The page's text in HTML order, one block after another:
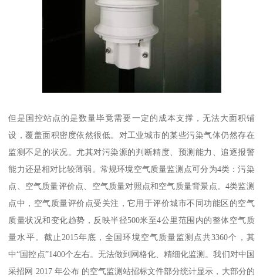
但是国控站点的是数量毕竟需要一定的成本支撑，无法大面积铺
设，覆盖面积密度依然很低。对工业城市的某些污染气体仍然存在
监测不足的状况。尤其对污染源的判断精度、预测能力、追逐报警
能力还是相对比较薄弱。常规环境空气质量监测点可分为4类：污染
点、空气质量评价点、空气质量对照点和空气质量背景点。4类监测
点中，空气质量评价点受关注，它用于评价城市不同功能区的空气
质量状况和变化趋势，反映半径500米至4公里范围内的整体空气质
量水平。截止2015年底，全国环境空气质量监测点共3360个，其
中“国控点”1400个左右。无法做到网格化、精细化监测。我们对中国
采招网 2017 年公布 的空气监测站招标文件部分统计显示，大部分的